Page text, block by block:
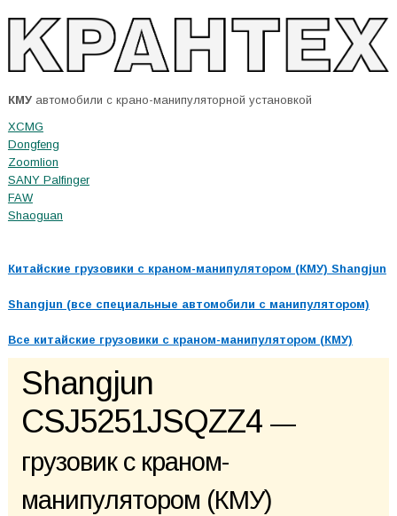
КМУавтомобили с крано-манипуляторной установкой
XCMG
Dongfeng
Zoomlion
SANY Palfinger
FAW
Shaoguan
Китайские грузовики с краном-манипулятором (КМУ) Shangjun
Shangjun (все специальные автомобили с манипулятором)
Все китайские грузовики с краном-манипулятором (КМУ)
Shangjun
CSJ5251JSQZZ4 —
грузовик с краном-
манипулятором (КМУ)